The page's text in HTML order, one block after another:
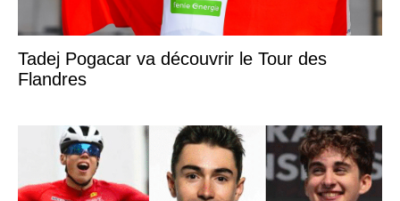
Tadej Pogacar va découvrir le Tour des
Flandres